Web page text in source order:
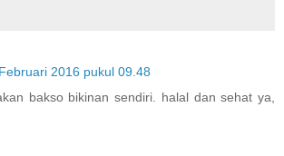
2016 pukul 09.48
bakso bikinan sendiri. halal dan sehat ya,